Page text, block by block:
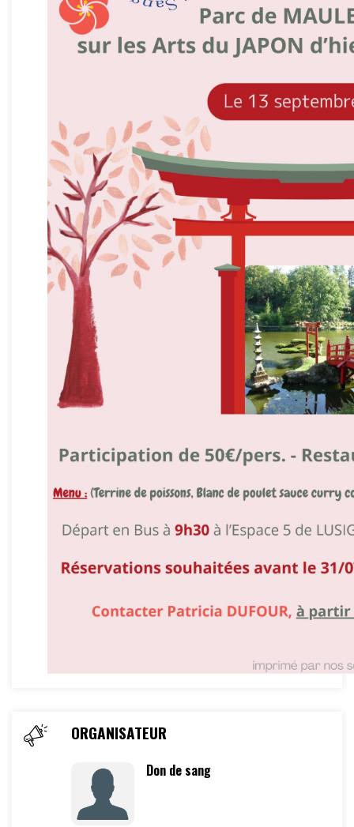
ÉQUIPEMENTS SPORTIFS
BIBLIOTHÈQUE MUNICIPALE
CAMPING MUNICIPAL DE VAUCHIRON **
JARDIN MÉDIÉVAL
BUREAU D’INFORMATION TOURISTIQUE
GRAND PARC
HÉBERGEMENT ET RESTAURATION
LABELS ET JUMELAGES
GRANDS ÉVÈNEMENTS
FÊTE MÉDIÉVALE
JOURNÉE DES ASSOCIATIONS
LA LÉGENDE DE MÉLUSINE EN SPECTACLE !
PRATIQUE
PETITE ENFANCE
SCOLARITÉ
SOLIDARITÉ
MOBILITÉ
ENVIRONNEMENT
SERVICES FUNÉRAIRES
ORGANISATEUR
Don de sang